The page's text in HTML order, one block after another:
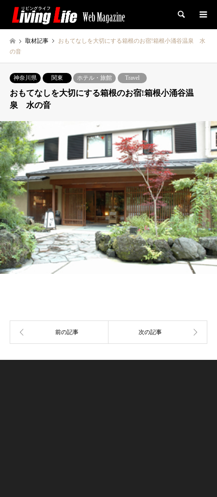
検索
取材記事
おもてなしを大切にする箱根のお宿!箱根小涌谷温泉 水
の音
神奈川県 関東 ホテル・旅館 Travel
おもてなしを大切にする箱根のお宿!箱根小涌谷温
泉 水の音